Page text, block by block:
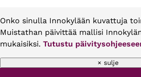
Onko sinulla Innokylään kuvattuja
Muistathan päivittää mallisi
mukaisiksi. Tutustu
× sulje